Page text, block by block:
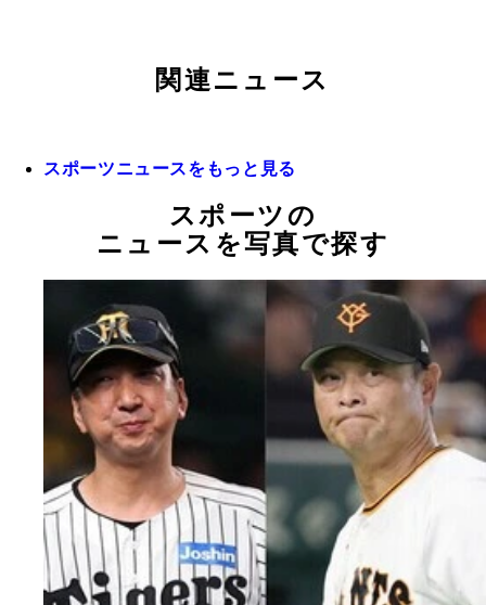
関連ニュース
スポーツニュースをもっと見る
スポーツの
ニュースを写真で探す